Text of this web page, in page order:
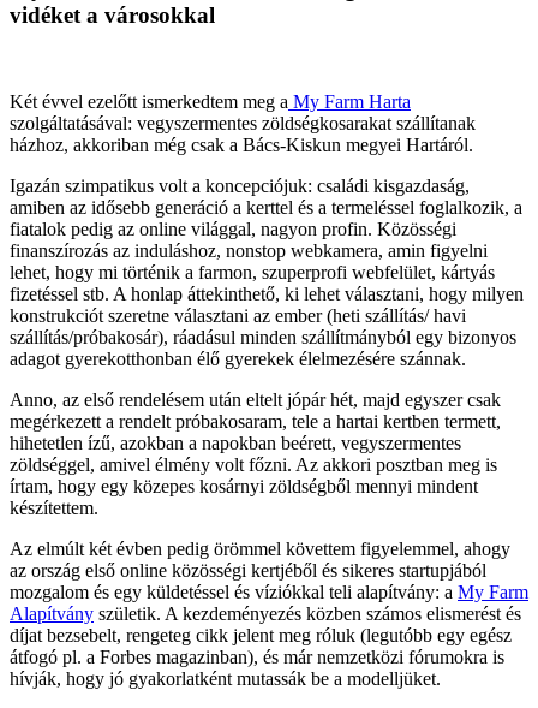
vidéket a városokkal
Két évvel ezelőtt ismerkedtem meg a My Farm Harta
szolgáltatásával: vegyszermentes zöldségkosarakat szállítanak
házhoz, akkoriban még csak a Bács-Kiskun megyei Hartáról.
Igazán szimpatikus volt a koncepciójuk: családi kisgazdaság,
amiben az idősebb generáció a kerttel és a termeléssel foglalkozik, a
fiatalok pedig az online világgal, nagyon profin. Közösségi
finanszírozás az induláshoz, nonstop webkamera, amin figyelni
lehet, hogy mi történik a farmon, szuperprofi webfelület, kártyás
fizetéssel stb. A honlap áttekinthető, ki lehet választani, hogy milyen
konstrukciót szeretne választani az ember (heti szállítás/ havi
szállítás/próbakosár), ráadásul minden szállítmányból egy bizonyos
adagot gyerekotthonban élő gyerekek élelmezésére szánnak.
Anno, az első rendelésem után eltelt jópár hét, majd egyszer csak
megérkezett a rendelt próbakosaram, tele a hartai kertben termett,
hihetetlen ízű, azokban a napokban beérett, vegyszermentes
zöldséggel, amivel élmény volt főzni. Az akkori posztban meg is
írtam, hogy egy közepes kosárnyi zöldségből mennyi mindent
készítettem.
Az elmúlt két évben pedig örömmel követtem figyelemmel, ahogy
az ország első online közösségi kertjéből és sikeres startupjából
mozgalom és egy küldetéssel és víziókkal teli alapítvány: a My Farm
Alapítvány születik. A kezdeményezés közben számos elismerést és
díjat bezsebelt, rengeteg cikk jelent meg róluk (legutóbb egy egész
átfogó pl. a Forbes magazinban), és már nemzetközi fórumokra is
hívják, hogy jó gyakorlatként mutassák be a modelljüket.